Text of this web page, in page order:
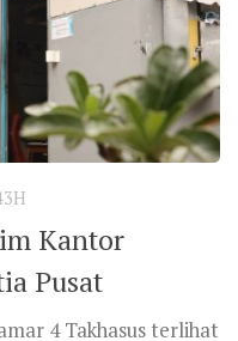
Kantor
Pusat
4 Takhasus terlihat